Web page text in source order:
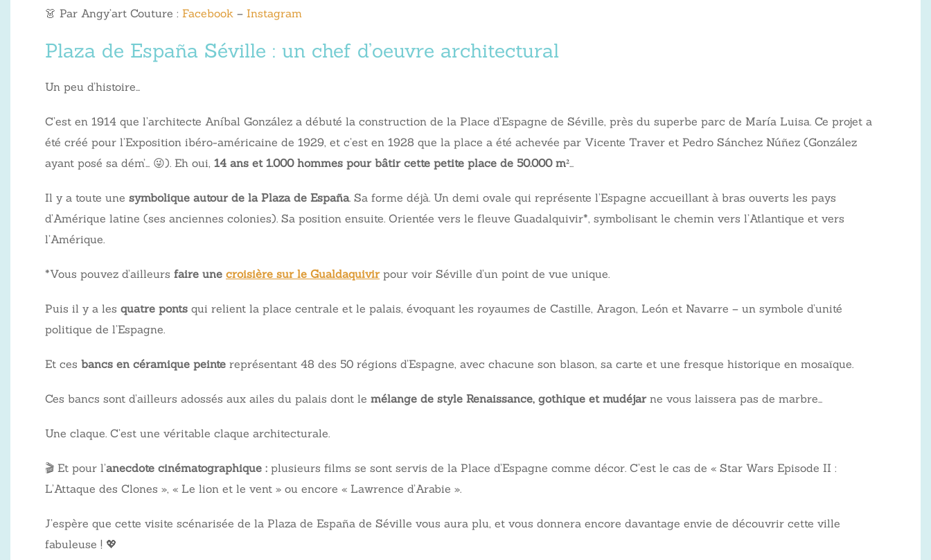
👗 Par Angy’art Couture : Facebook – Instagram
Plaza de España Séville : un chef d’oeuvre architectural
Un peu d’histoire…
C’est en 1914 que l’architecte Aníbal González a débuté la construction de la Place d’Espagne de Séville, près du superbe parc de María Luisa. Ce projet a
été créé pour l’Exposition ibéro-américaine de 1929, et c’est en 1928 que la place a été achevée par Vicente Traver et Pedro Sánchez Núñez (González
ayant posé sa dém’… 😜). Eh oui, 14 ans et 1.000 hommes pour bâtir cette petite place de 50.000 m²…
Il y a toute une symbolique autour de la Plaza de España. Sa forme déjà. Un demi ovale qui représente l’Espagne accueillant à bras ouverts les pays
d’Amérique latine (ses anciennes colonies). Sa position ensuite. Orientée vers le fleuve Guadalquivir*, symbolisant le chemin vers l’Atlantique et vers
l’Amérique.
*Vous pouvez d’ailleurs faire une croisière sur le Gualdaquivirpour voir Séville d’un point de vue unique.
Puis il y a les quatre ponts qui relient la place centrale et le palais, évoquant les royaumes de Castille, Aragon, León et Navarre – un symbole d’unité
politique de l’Espagne.
Et ces bancs en céramique peinte représentant 48 des 50 régions d’Espagne, avec chacune son blason, sa carte et une fresque historique en mosaïque.
Ces bancs sont d’ailleurs adossés aux ailes du palais dont le mélange de style Renaissance, gothique et mudéjarne vous laissera pas de marbre…
Une claque. C’est une véritable claque architecturale.
🎬 Et pour l’anecdote cinématographique : plusieurs films se sont servis de la Place d’Espagne comme décor. C’est le cas de « Star Wars Episode II :
L’Attaque des Clones », « Le lion et le vent » ou encore « Lawrence d’Arabie ».
J’espère que cette visite scénarisée de la Plaza de España de Séville vous aura plu, et vous donnera encore davantage envie de découvrir cette ville
fabuleuse ! 💖